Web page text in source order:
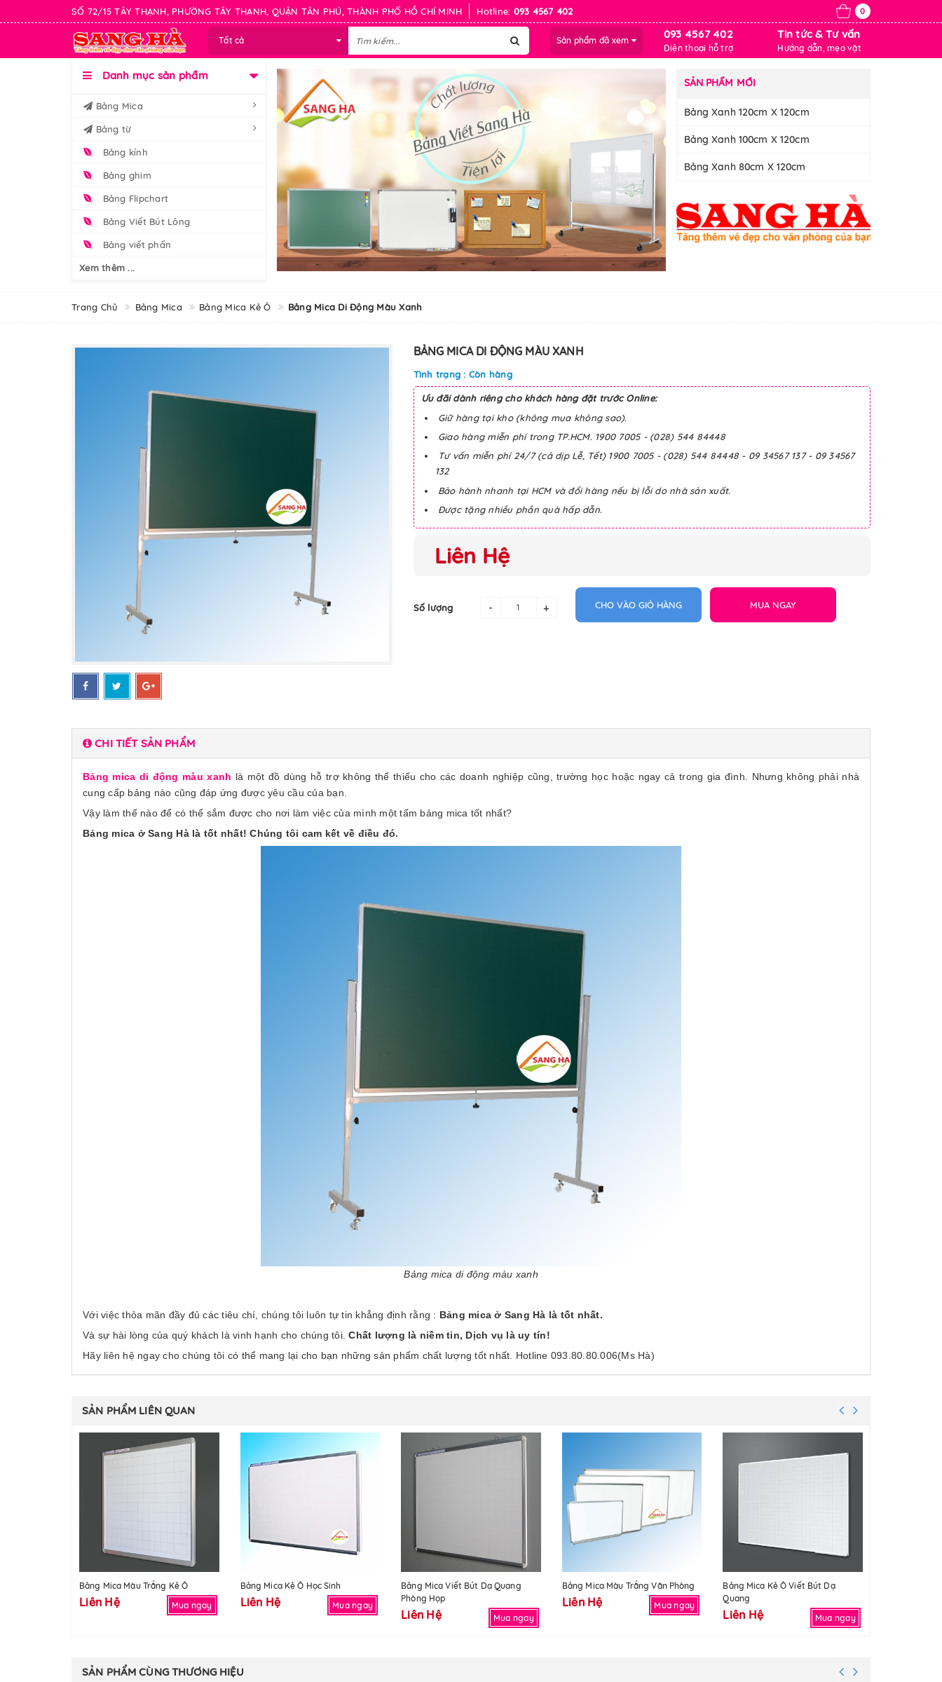
SỐ 72/15 TÂY THẠNH, PHƯỜNG TÂY THẠNH, QUẬN TÂN PHÚ, THÀNH PHỐ HỒ CHÍ MINH Hotline: 093 4567 402 0
Tất cả Sản phẩm đã xem 093 4567 402
Điện thoại hỗ trợ
Tin tức & Tư vấn
Hướng dẫn, mẹo vặt
Danh mục sản phẩm
Bảng Mica
Bảng từ
Bảng kính
Bảng ghim
Bảng Flipchart
Bảng Viết Bút Lông
Bảng viết phấn
Xem thêm ...
SẢN PHẨM MỚI
Bảng Xanh 120cm X 120cm
Bảng Xanh 100cm X 120cm
Bảng Xanh 80cm X 120cm
Trang Chủ Bảng Mica Bảng Mica Kẻ Ô Bảng Mica Di Động Màu Xanh
BẢNG MICA DI ĐỘNG MÀU XANH
Tình trạng : Còn hàng
Ưu đãi dành riêng cho khách hàng đặt trước Online:
Giữ hàng tại kho (không mua không sao).
Giao hàng miễn phí trong TP.HCM. 1900 7005 - (028) 544 84448
Tư vấn miễn phí 24/7 (cả dịp Lễ, Tết) 1900 7005 - (028) 544 84448 - 09 34567 137 - 09 34567
132
Bảo hành nhanh tại HCM và đổi hàng nếu bị lỗi do nhà sản xuất.
Được tặng nhiều phần quà hấp dẫn.
Liên Hệ
Số lượng - + CHO VÀO GIỎ HÀNG MUA NGAY
CHI TIẾT SẢN PHẨM
Bảng mica di động màu xanh là một đồ dùng hỗ trợ không thể thiếu cho các doanh nghiệp cũng, trường học hoặc ngay cả trong gia đình. Nhưng không phải nhà
cung cấp bảng nào cũng đáp ứng được yêu cầu của bạn.
Vậy làm thế nào để có thể sắm được cho nơi làm việc của mình một tấm bảng mica tốt nhất?
Bảng mica ở Sang Hà là tốt nhất! Chúng tôi cam kết về điều đó.
Bảng mica di động màu xanh
Với việc thỏa mãn đầy đủ các tiêu chí, chúng tôi luôn tự tin khẳng định rằng : Bảng mica ở Sang Hà là tốt nhất.
Và sự hài lòng của quý khách là vinh hạnh cho chúng tôi.Chất lượng là niềm tin, Dịch vụ là uy tín!
Hãy liên hệ ngay cho chúng tôi có thể mang lại cho bạn những sản phẩm chất lượng tốt nhất. Hotline 093.80.80.006(Ms Hà)
SẢN PHẨM LIÊN QUAN
Bảng Mica Màu Trắng Kẻ Ô
Liên Hệ Mua ngay
Bảng Mica Kẻ Ô Học Sinh
Liên Hệ Mua ngay
Bảng Mica Viết Bút Dạ Quang
Phòng Họp
Liên Hệ Mua ngay
Bảng Mica Màu Trắng Văn Phòng
Liên Hệ Mua ngay
Bảng Mica Kẻ Ô Viết Bút Dạ
Quang
Liên Hệ Mua ngay
SẢN PHẨM CÙNG THƯƠNG HIỆU